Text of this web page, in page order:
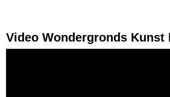
Video Wondergronds Kunst